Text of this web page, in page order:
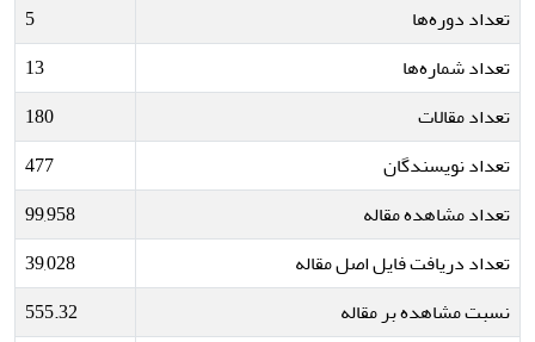
تعداد دوره‌ها
5
تعداد شماره‌ها
13
تعداد مقالات
180
تعداد نویسندگان
477
تعداد مشاهده مقاله
99,958
تعداد دریافت فایل اصل مقاله
39,028
نسبت مشاهده بر مقاله
555.32